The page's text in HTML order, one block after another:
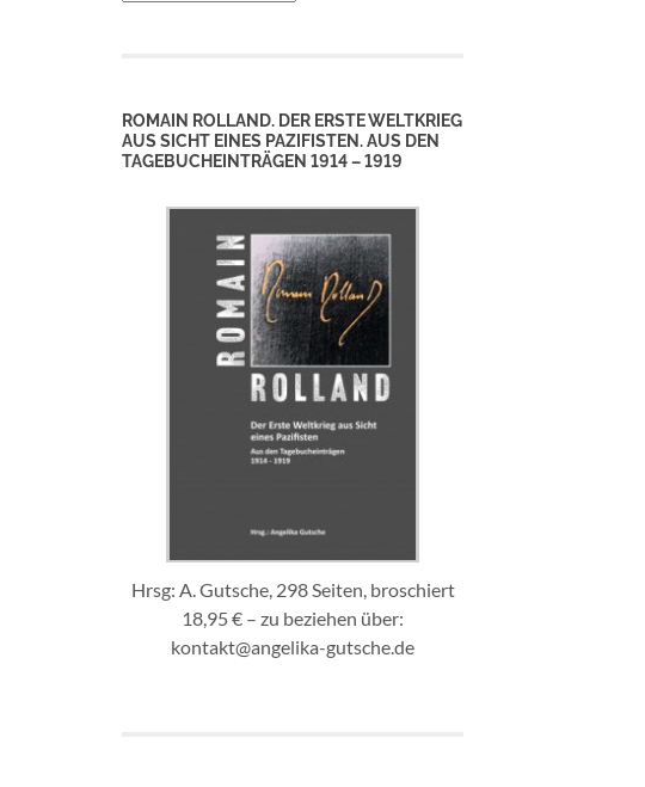
ROMAIN ROLLAND. DER ERSTE WELTKRIEG
AUS SICHT EINES PAZIFISTEN. AUS DEN
TAGEBUCHEINTRÄGEN 1914 – 1919
Hrsg: A. Gutsche, 298 Seiten, broschiert
18,95 € – zu beziehen über:
kontakt@angelika-gutsche.de